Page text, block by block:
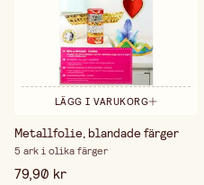
LÄGG I VARUKORG
Metallfolie, blandade färger
5 ark i olika färger
79,90 kr